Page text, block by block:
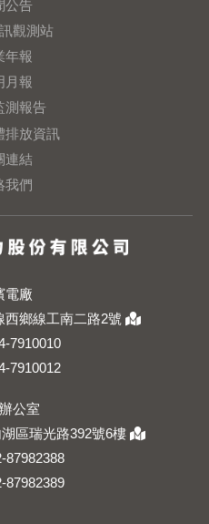
公告
觀測站
年報
月報
測報告
排放資訊
連結
我們
電廠
西鄉線工南二路2號
7910010
7910012
公室
區瑞光路392號6樓
87982388
87982389